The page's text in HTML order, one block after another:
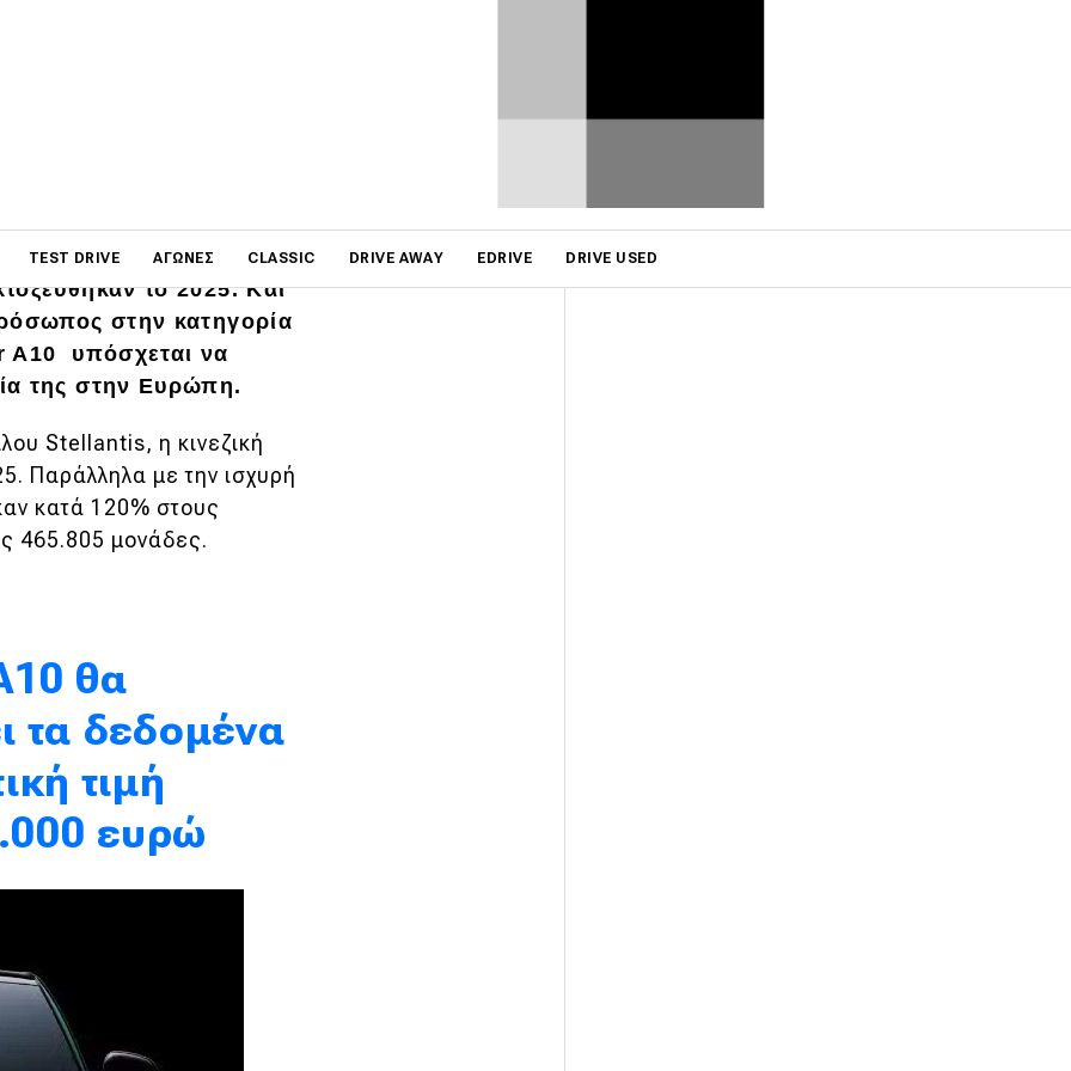
TEST DRIVE ΑΓΏΝΕΣ CLASSIC DRIVE AWAY EDRIVE DRIVE USED
το 2025. Και
στην κατηγορία
A10 υπόσχεται να
της στην Ευρώπη.
Stellantis, η κινεζική
Παράλληλα με την ισχυρή
κατά 120% στους
465.805 μονάδες.
θα
τα δεδομένα
τιμή
ευρώ